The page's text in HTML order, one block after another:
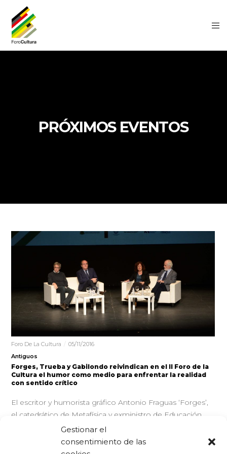
Gestionar el
consentimiento de las
PRÓXIMOS EVENTOS
Foro De La Cultura
05/11/2016
Antiguos
Forges, Trueba y Gabilondo reivindican en el II Foro de la
Cultura el humor como medio para enfrentar la realidad
con sentido crítico
El escritor y humorista gráfico Antonio Fraguas ‘Forges’,
el catedrático de Metafísica y exministro de Educación
Ángel Gabilondo y el…